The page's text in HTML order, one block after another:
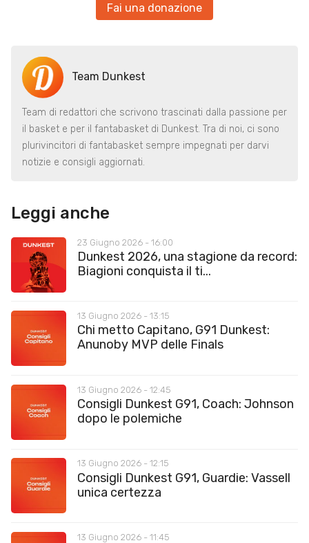
Fai una donazione
Team Dunkest
Team di redattori che scrivono trascinati dalla passione per
il basket e per il fantabasket di Dunkest. Tra di noi, ci sono
plurivincitori di fantabasket sempre impegnati per darvi
notizie e consigli aggiornati.
Leggi anche
23 Giugno 2026 - 16:00
Dunkest 2026, una stagione da record:
Biagioni conquista il ti...
13 Giugno 2026 - 13:15
Chi metto Capitano, G91 Dunkest:
Anunoby MVP delle Finals
13 Giugno 2026 - 12:45
Consigli Dunkest G91, Coach: Johnson
dopo le polemiche
13 Giugno 2026 - 12:15
Consigli Dunkest G91, Guardie: Vassell
unica certezza
13 Giugno 2026 - 11:45